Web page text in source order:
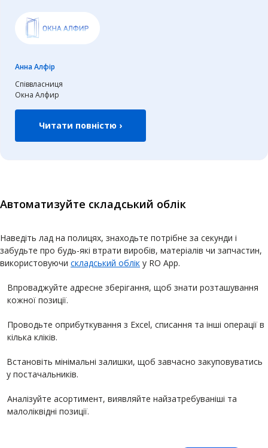
Анна Алфір
Співвласниця
Окна Алфир
Читати повністю ›
Автоматизуйте складський облік
Наведіть лад на полицях, знаходьте потрібне за секунди і
забудьте про будь-які втрати виробів, матеріалів чи запчастин,
використовуючи складський облік у RO App.
Впроваджуйте адресне зберігання, щоб знати розташування
кожної позиції.
Проводьте оприбуткування з Excel, списання та інші операції в
кілька кліків.
Встановіть мінімальні залишки, щоб завчасно закуповуватись
у постачальників.
Аналізуйте асортимент, виявляйте найзатребуваніші та
малоліквідні позиції.